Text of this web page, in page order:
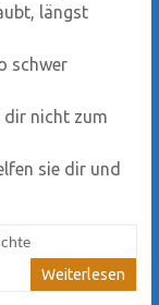
längst
schwer
dir nicht zum
sie dir und
Weiterlesen